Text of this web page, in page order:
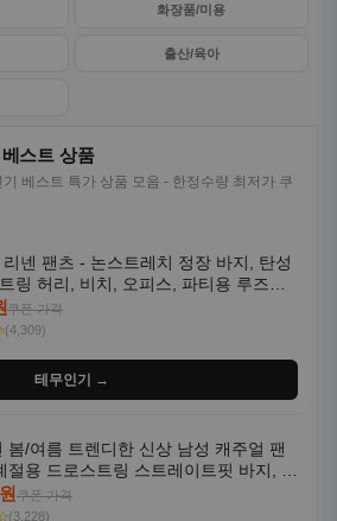
화장품/미용
출산/육아
스트 상품
베스트 특가 상품 모음 - 한정수량 최저가 쿠
리넨 팬츠 - 논스트레치 정장 바지, 탄성
링 허리, 비치, 오피스, 파티용 루즈핏
- 세탁기 사용 가능한 캐주얼 정장 의
쿠폰 가격
(4,309)
테무인기 →
봄/여름 트렌디한 신상 남성 캐주얼 팬
절용 드로스트링 스트레이트핏 바지, 한
, 활용도 높은 아웃도어 및 정장용, 발
쿠폰 가격
(3,228)